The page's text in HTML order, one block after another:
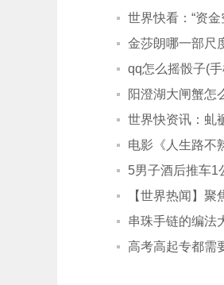
世界快看：“资
金莎朗哪一部尺
qq怎么摇骰子(
阳澄湖大闸蟹怎
世界快资讯：虬
电影《人生路不
5男子酒后推车1
【世界热闻】
串珠手链的编法
高考高起专都需